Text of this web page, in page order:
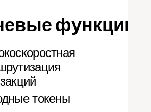
функции
токены